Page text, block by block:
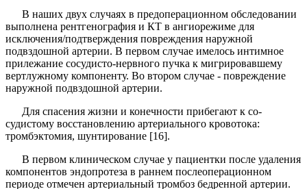
В наших двух случаях в предоперационном обсле­довании
выполнена рентгенография и КТ в ангиоре­жиме для
исключения/подтверждения повреждения наружной
подвздошной артерии. В первом случае имелось интимное
прилежание сосудисто-нервного пучка к мигрировавшему
вертлужному компонен­ту. Во втором случае - повреждение
наружной под­вздошной артерии.
Для спасения жизни и конечности прибегают к со­
судистому восстановлению артериального кровотока:
тромбэктомия, шунтирование [16].
В первом клиническом случае у пациентки после удаления
компонентов эндопротеза в раннем послео­перационном
периоде отмечен артериальный тромбоз бедренной артерии.